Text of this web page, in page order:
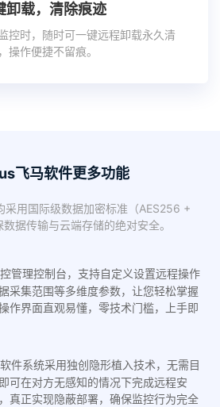
卸载，清除痕迹
控时，随时可一键远程卸载永久清
操作便捷不留痕。
飞马软件更多功能
采用国际级数据加密标准（AES256 +
据传输与云端存储的绝对安全。
管理控制台，支持自定义设置远程操作
采集范围等多维度参数，让您轻松掌握
作界面直观易懂，零技术门槛，上手即
件系统采用独创隐形植入技术，无需目
可在对方无感知的情况下完成远程安
真正实现隐蔽部署，确保监控行为完全